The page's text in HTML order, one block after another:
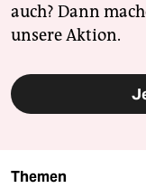
auch? Dann
unsere Aktion.
Themen